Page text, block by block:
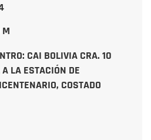
CAI BOLIVIA CRA. 10
LA ESTACIÓN DE
COSTADO